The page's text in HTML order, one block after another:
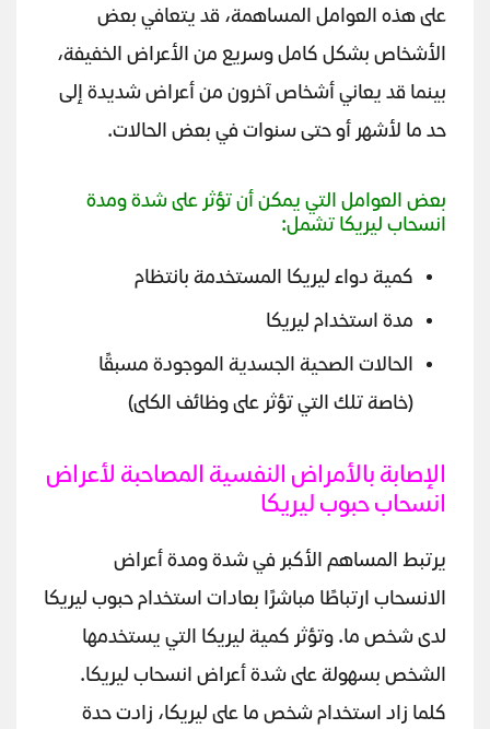
على هذه العوامل المساهمة، قد يتعافي بعض
الأشخاص بشكل كامل وسريع من الأعراض الخفيفة،
بينما قد يعاني أشخاص آخرون من أعراض شديدة إلى
حد ما لأشهر أو حتى سنوات في بعض الحالات.
بعض العوامل التي يمكن أن تؤثر على شدة ومدة
انسحاب ليريكا تشمل:
كمية دواء ليريكا المستخدمة بانتظام
مدة استخدام ليريكا
الحالات الصحية الجسدية الموجودة مسبقًا
(خاصة تلك التي تؤثر على وظائف الكلى)
الإصابة بالأمراض النفسية المصاحبة لأعراض
انسحاب حبوب ليريكا
يرتبط المساهم الأكبر في شدة ومدة أعراض
الانسحاب ارتباطًا مباشرًا بعادات استخدام حبوب ليريكا
لدى شخص ما. وتؤثر كمية ليريكا التي يستخدمها
الشخص بسهولة على شدة أعراض انسحاب ليريكا.
كلما زاد استخدام شخص ما على ليريكا، زادت حدة